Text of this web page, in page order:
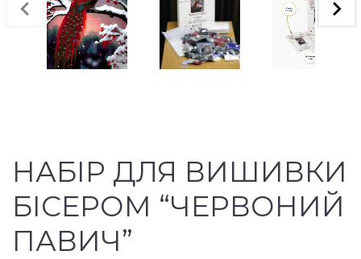
НАБІР ДЛЯ ВИШИВКИ
БІСЕРОМ “ЧЕРВОНИЙ
ПАВИЧ”